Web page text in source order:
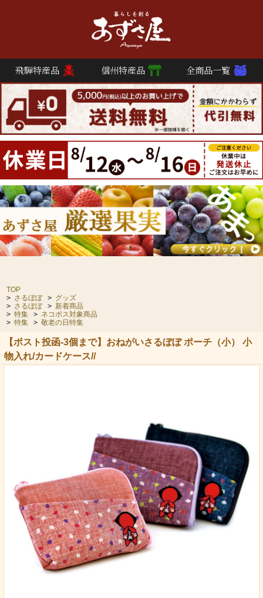
飛騨特産品 信州特産品 全商品一覧
TOP
> さるぼぼ > グッズ
> さるぼぼ > 新着商品
> 特集 > ネコポス対象商品
> 特集 > 敬老の日特集
【ポスト投函-3個まで】おねがいさるぼぼ ポーチ（小） 小
物入れ/カードケース//